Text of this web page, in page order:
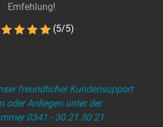
Emfehlung!
(5/5)
freundlicher Kundensupport
oder Anliegen unter der
0341 - 30 21 30 21